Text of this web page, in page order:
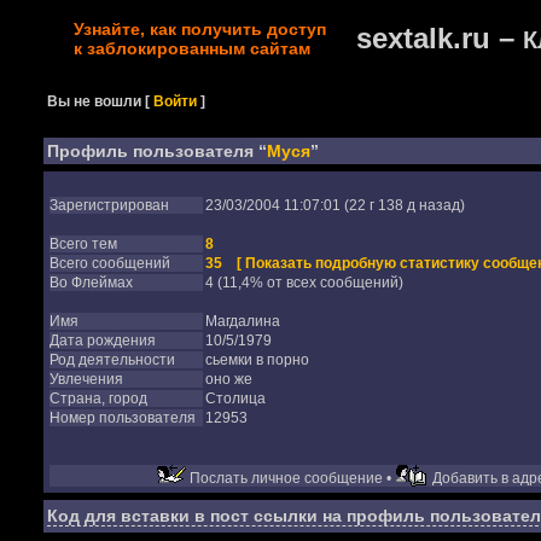
Узнайте, как получить доступ
к заблокированным сайтам
sextalk.ru –
Вы не вошли [Войти ]
Профиль пользователя “Муся”
Зарегистрирован 23/03/2004 11:07:01 (22 г 138 д назад)
Всего тем
8
Всего сообщений
35
[ Показать подробную статистику
Во Флеймах
4 (11,4% от всех сообщений)
Имя
Магдалина
Дата рождения
10/5/1979
Род деятельности
сьемки в порно
Увлечения
оно же
Страна, город
Столица
Номер пользователя
12953
Послать личное сообщение • Добавить в
Код для вставки в пост ссылки на профиль